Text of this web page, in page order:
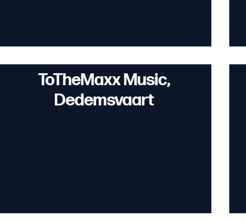
ToTheMaxx Music,
Dedemsvaart